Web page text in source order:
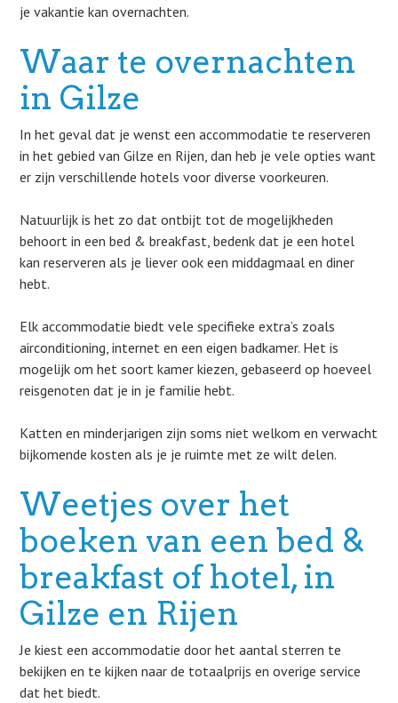
je vakantie kan overnachten.
Waar te overnachten
in Gilze
In het geval dat je wenst een accommodatie te reserveren
in het gebied van Gilze en Rijen, dan heb je vele opties want
er zijn verschillende hotels voor diverse voorkeuren.
Natuurlijk is het zo dat ontbijt tot de mogelijkheden
behoort in een bed & breakfast, bedenk dat je een hotel
kan reserveren als je liever ook een middagmaal en diner
hebt.
Elk accommodatie biedt vele specifieke extra’s zoals
airconditioning, internet en een eigen badkamer. Het is
mogelijk om het soort kamer kiezen, gebaseerd op hoeveel
reisgenoten dat je in je familie hebt.
Katten en minderjarigen zijn soms niet welkom en verwacht
bijkomende kosten als je je ruimte met ze wilt delen.
Weetjes over het
boeken van een bed &
breakfast of hotel, in
Gilze en Rijen
Je kiest een accommodatie door het aantal sterren te
bekijken en te kijken naar de totaalprijs en overige service
dat het biedt.